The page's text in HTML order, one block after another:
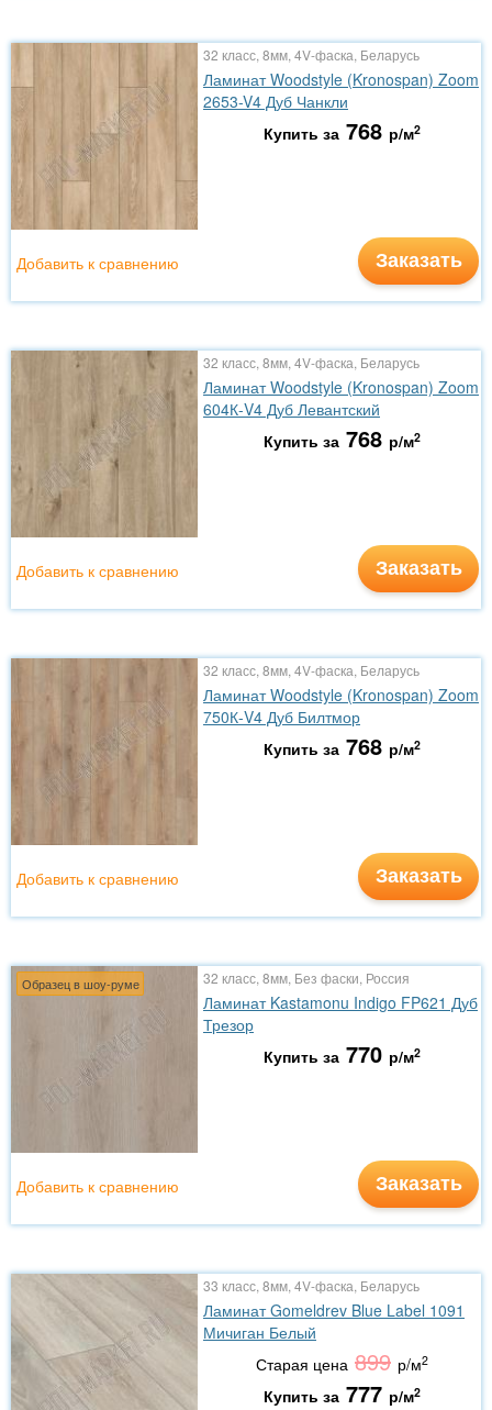
32 класс, 8мм, 4V-фаска, Беларусь
Ламинат Woodstyle (Kronospan) Zoom
2653-V4 Дуб Чанкли
Купить за 768 р/м2
Заказать
Добавить к сравнению
32 класс, 8мм, 4V-фаска, Беларусь
Ламинат Woodstyle (Kronospan) Zoom
604К-V4 Дуб Левантский
Купить за 768 р/м2
Заказать
Добавить к сравнению
32 класс, 8мм, 4V-фаска, Беларусь
Ламинат Woodstyle (Kronospan) Zoom
750К-V4 Дуб Билтмор
Купить за 768 р/м2
Заказать
Добавить к сравнению
Образец в шоу-руме 32 класс, 8мм, Без фаски, Россия
Ламинат Kastamonu Indigo FP621 Дуб
Трезор
Купить за 770 р/м2
Заказать
Добавить к сравнению
33 класс, 8мм, 4V-фаска, Беларусь
Ламинат Gomeldrev Blue Label 1091
Мичиган Белый
Старая цена 899 р/м2
Купить за 777 р/м2